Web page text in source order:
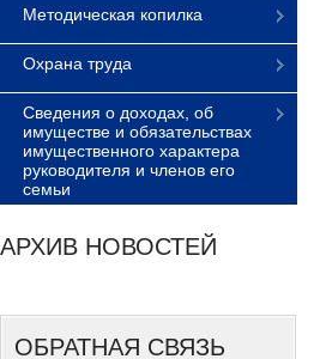
Методическая копилка
Охрана труда
Сведения о доходах, об
имуществе и обязательствах
имущественного характера
руководителя и членов его
семьи
АРХИВ НОВОСТЕЙ
ОБРАТНАЯ СВЯЗЬ